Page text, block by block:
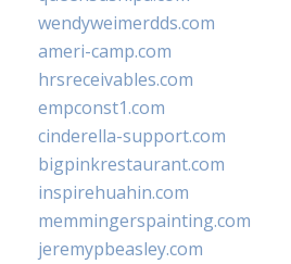
wendyweimerdds.com
ameri-camp.com
hrsreceivables.com
empconst1.com
cinderella-support.com
bigpinkrestaurant.com
inspirehuahin.com
memmingerspainting.com
jeremypbeasley.com